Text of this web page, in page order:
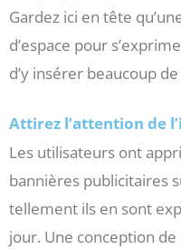
Gardez ici en tête
d’espace pour
d’y insérer beaucoup
Attirez l’attention de
Les utilisateurs ont
bannières publicitaires
tellement ils en sont
jour. Une conception